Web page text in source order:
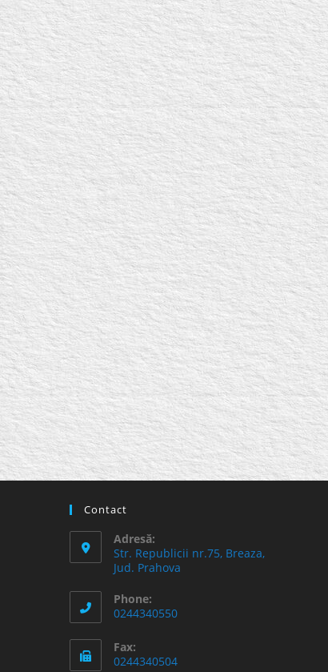
Contact
Adresă:
Str. Republicii nr.75, Breaza,
Jud. Prahova
Phone:
0244340550
Fax:
0244340504